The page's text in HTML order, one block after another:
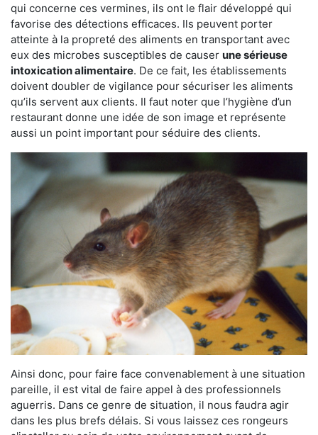
qui concerne ces vermines, ils ont le flair développé qui
favorise des détections efficaces. Ils peuvent porter
atteinte à la propreté des aliments en transportant avec
eux des microbes susceptibles de causer une sérieuse
intoxication alimentaire. De ce fait, les établissements
doivent doubler de vigilance pour sécuriser les aliments
qu’ils servent aux clients. Il faut noter que l’hygiène d’un
restaurant donne une idée de son image et représente
aussi un point important pour séduire des clients.
Ainsi donc, pour faire face convenablement à une situation
pareille, il est vital de faire appel à des professionnels
aguerris. Dans ce genre de situation, il nous faudra agir
dans les plus brefs délais. Si vous laissez ces rongeurs